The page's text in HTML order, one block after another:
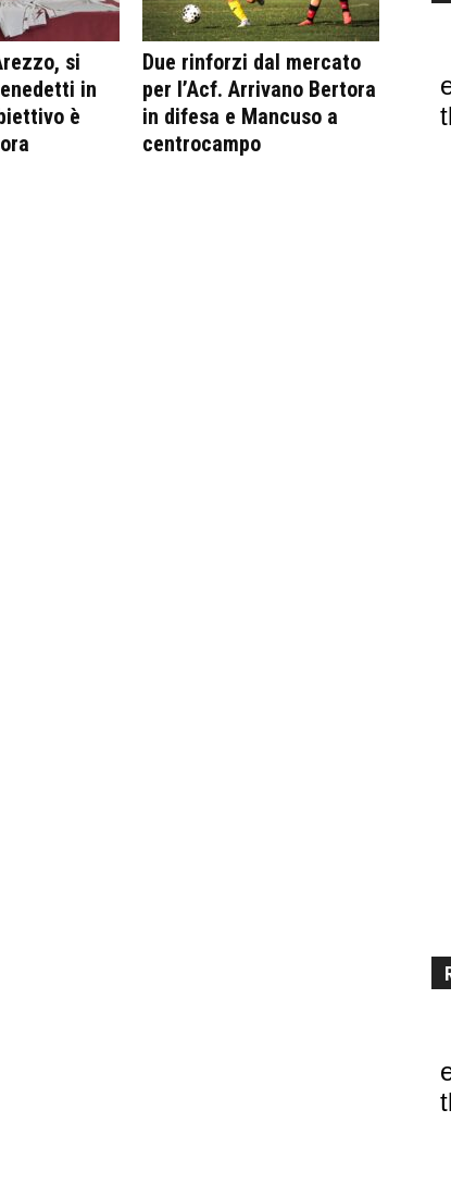
si
in
è
Due rinforzi dal mercato
per l’Acf. Arrivano Bertora
in difesa e Mancuso a
centrocampo